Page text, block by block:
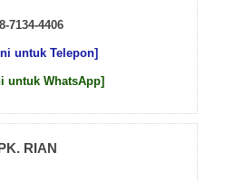
7134-4406
untuk Telepon]
untuk WhatsApp]
RIAN